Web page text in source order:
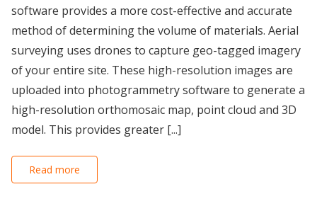
software provides a more cost-effective and accurate
method of determining the volume of materials. Aerial
surveying uses drones to capture geo-tagged imagery
of your entire site. These high-resolution images are
uploaded into photogrammetry software to generate a
high-resolution orthomosaic map, point cloud and 3D
model. This provides greater [...]
Read more